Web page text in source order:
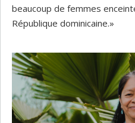
beaucoup de femmes
République dominicaine.»